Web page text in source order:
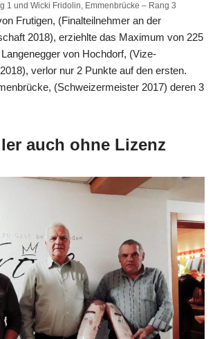
1 und Wicki Fridolin, Emmenbrücke – Rang 3
Frutigen, (Finalteilnehmer an der
2018), erziehlte das Maximum von 225
von Hochdorf, (Vize-
verlor nur 2 Punkte auf den ersten.
(Schweizermeister 2017) deren 3
auch ohne Lizenz